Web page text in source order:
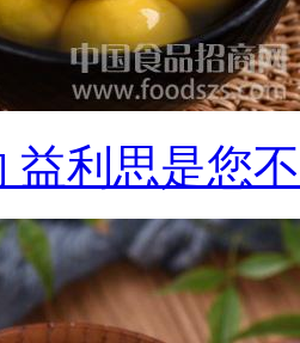
益利思是您